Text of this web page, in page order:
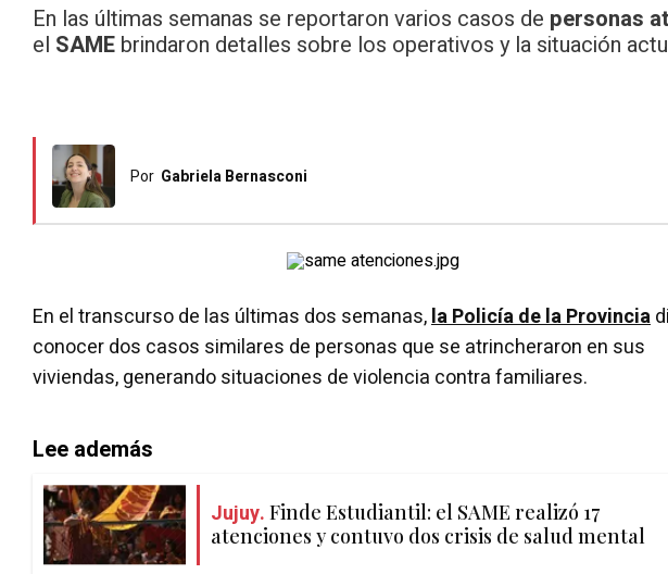
En las últimas semanas se reportaron varios casos de personas
el SAME brindaron detalles sobre los operativos y la situación
Por Gabriela Bernasconi
En el transcurso de las últimas dos semanas,la Policía de la Provincia
conocer dos casos similares de personas que se atrincheraron en sus
viviendas, generando situaciones de violencia contra familiares.
Lee además
Jujuy. Finde Estudiantil: el SAME realizó 17
atenciones y contuvo dos crisis de salud mental